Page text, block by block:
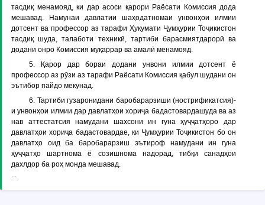
тасдиқ менамояд, ки дар асоси қарори Раёсати Комиссия дода
мешавад. Намунаи давлатии шаҳодатномаи унвонҳои илмии
дотсент ва профессор аз тарафи Ҳукумати Ҷумҳурии Тоҷикистон
тасдиқ шуда, талаботи техникӣ, тартиби барасмиятдарорӣ ва
додани онро Комиссия муқаррар ва амалӣ менамояд.
5. Қарор дар бораи додани унвони илмии дотсент ё
профессор аз рӯзи аз тарафи Раёсати Комиссия қабул шудани он
эътибор пайдо мекунад.
6. Тартиби гузаронидани баробарарзиши (нострификатсия)-
и унвонҳои илмии дар давлатҳои хориҷа бадастовардашуда ва аз
нав аттестатсия намудани шахсони ин гуна ҳуҷҷатҳоро дар
давлатҳои хориҷа бадастовардае, ки Ҷумҳурии Тоҷикистон бо он
давлатҳо оид ба баробарарзиш эътироф намудани ин гуна
ҳуҷҷатҳо шартнома ё созишнома надорад, тибқи санадҳои
дахлдор ба роҳ монда мешавад.
...